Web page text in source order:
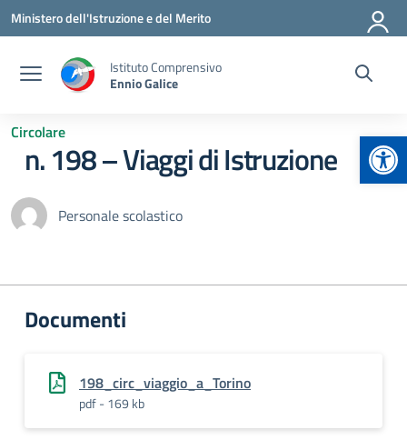
Vai ai contenuti
Vai al menu di navigazione
Vai al footer
Ministero dell'Istruzione e del Merito
Istituto Comprensivo
Ennio Galice
Circolare
n. 198 – Viaggi di Istruzione
Personale scolastico
Documenti
198_circ_viaggio_a_Torino
pdf - 169 kb